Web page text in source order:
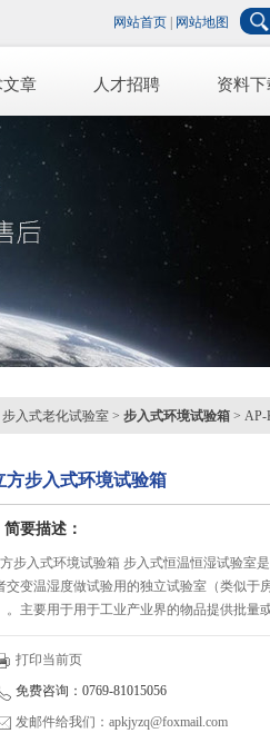
网站首页 网站地图
文章 人才招聘 资料下
步入式老化试验室 > 步入式环境试验箱 > AP-
方步入式环境试验箱
简要描述：
步入式环境试验箱 步入式恒温恒湿试验室
交变温湿度做试验用的独立试验室（类似于
。主要用于用于工业产业界的物品提供批量
温、低温恒温、高温恒湿、低温恒湿、高低
、等试验。此设备容积较大、有的类似房间
至可以像进房间的室内一样可以自由活动，
打印当前页
免费咨询：0769-81015056
发邮件给我们：apkjyzq@foxmail.com